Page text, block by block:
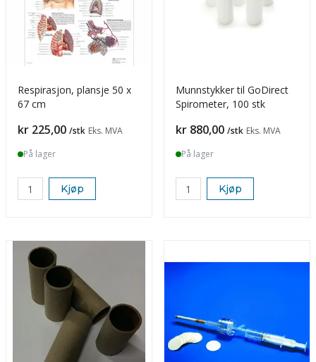
Respirasjon, plansje 50 x
67 cm
Pris
kr 225,00 /stk Eks. MVA
På lager
Kjøp
Munnstykker til GoDirect
Spirometer, 100 stk
Pris
kr 880,00 /stk Eks. MVA
På lager
Kjøp